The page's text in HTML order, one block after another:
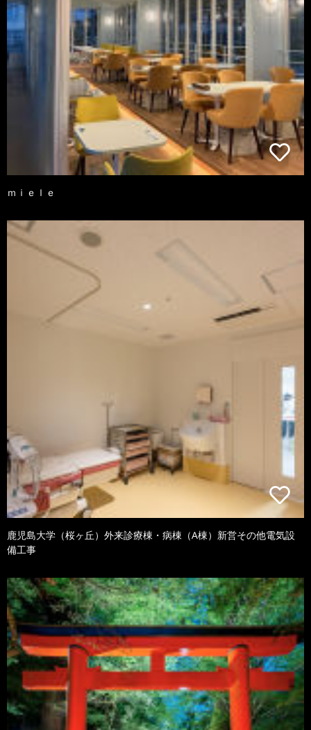
ｍｉｅｌｅ
鹿児島大学（桜ヶ丘）外来診療棟・病棟（A棟）新営その他電気設
備工事